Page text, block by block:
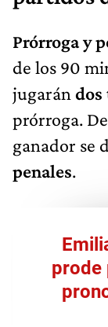
Prórroga y
de los 90
jugarán dos
prórroga.
ganador se
penales.
prode